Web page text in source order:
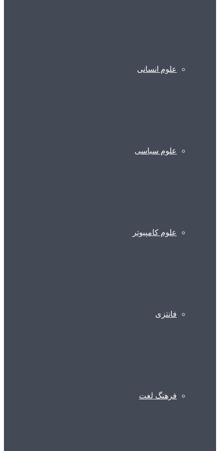
علوم انسانی
علوم سیاسی
علوم کامپیوتر
فانتزی
فرهنگ لغت